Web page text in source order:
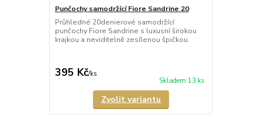
Punčochy samodržící Fiore Sandrine 20
Průhledné 20denierové samodržící
punčochy Fiore Sandrine s luxusní širokou
krajkou a neviditelně zesílenou špičkou.
395 Kč/ks
Skladem 13 ks
Zvolit variantu